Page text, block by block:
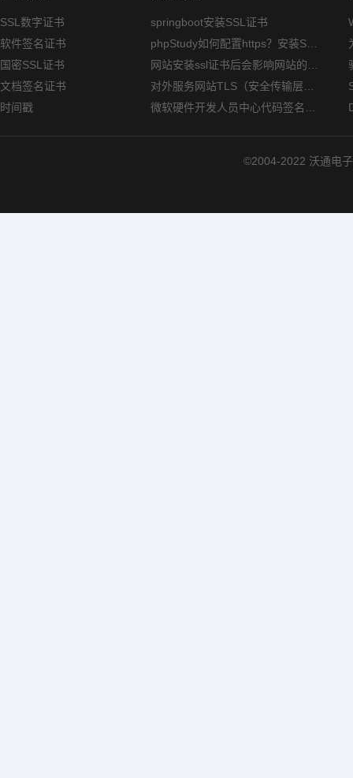
SSL数字证书
软件签名证书
国密SSL证书
文档签名证书
时间戳
springboot安装SSL证书
©2004-2022 沃通电